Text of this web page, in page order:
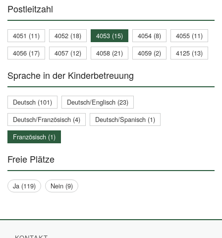
Postleitzahl
4051 (11) 4052 (18) 4053 (15) 4054 (8)
4055 (11)
4056 (17)
4057 (12) 4058 (21) 4059 (2) 4125 (13)
Sprache in der Kinderbetreuung
Deutsch (101)
Deutsch/Englisch (23)
Deutsch/Französisch (4)
Deutsch/Spanisch (1)
Französisch (1)
Freie Plätze
Ja (119) Nein (9)